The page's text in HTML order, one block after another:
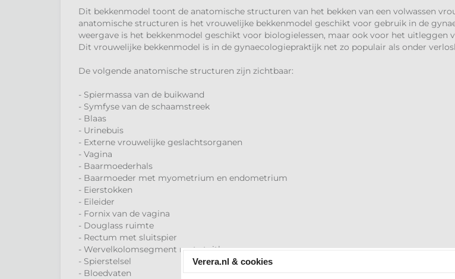
Dit bekkenmodel toont de anatomische structuren van het bekken van een volwassen
anatomische structuren is het vrouwelijke bekkenmodel geschikt voor gebruik in de
weergave is het bekkenmodel geschikt voor biologielessen, maar ook voor het uitleggen
Dit vrouwelijke bekkenmodel is in de gynaecologiepraktijk net zo populair als onder
De volgende anatomische structuren zijn zichtbaar:
- Spiermassa van de buikwand
- Symfyse van de schaamstreek
- Blaas
- Urinebuis
- Externe vrouwelijke geslachtsorganen
- Vagina
- Baarmoederhals
- Baarmoeder met myometrium en endometrium
- Eierstokken
- Eileider
- Fornix van de vagina
- Douglass ruimte
- Rectum met sluitspier
- Wervelkolomsegment met stuitbeen
- Spierstelsel
- Bloedvaten
Verera.nl & cookies